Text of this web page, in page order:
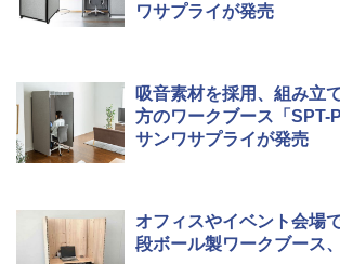
ワサプライが発売
吸音素材を採用、組み立
方のワークブース「SPT-
サンワサプライが発売
オフィスやイベント会場
段ボール製ワークブース